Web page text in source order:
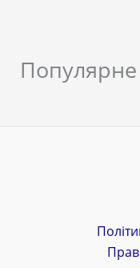
Популярне